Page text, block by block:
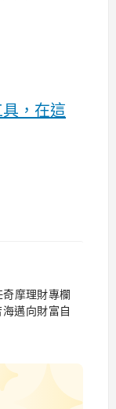
，在這
摩理財專欄
邁向財富自